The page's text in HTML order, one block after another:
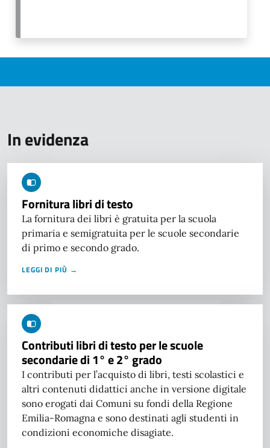
In evidenza
Fornitura libri di testo
La fornitura dei libri è gratuita per la scuola
primaria e semigratuita per le scuole secondarie
di primo e secondo grado.
LEGGI DI PIÙ →
Contributi libri di testo per le scuole
secondarie di 1° e 2° grado
I contributi per l’acquisto di libri, testi scolastici e
altri contenuti didattici anche in versione digitale
sono erogati dai Comuni su fondi della Regione
Emilia-Romagna e sono destinati agli studenti in
condizioni economiche disagiate.